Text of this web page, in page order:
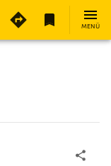
MENÜ